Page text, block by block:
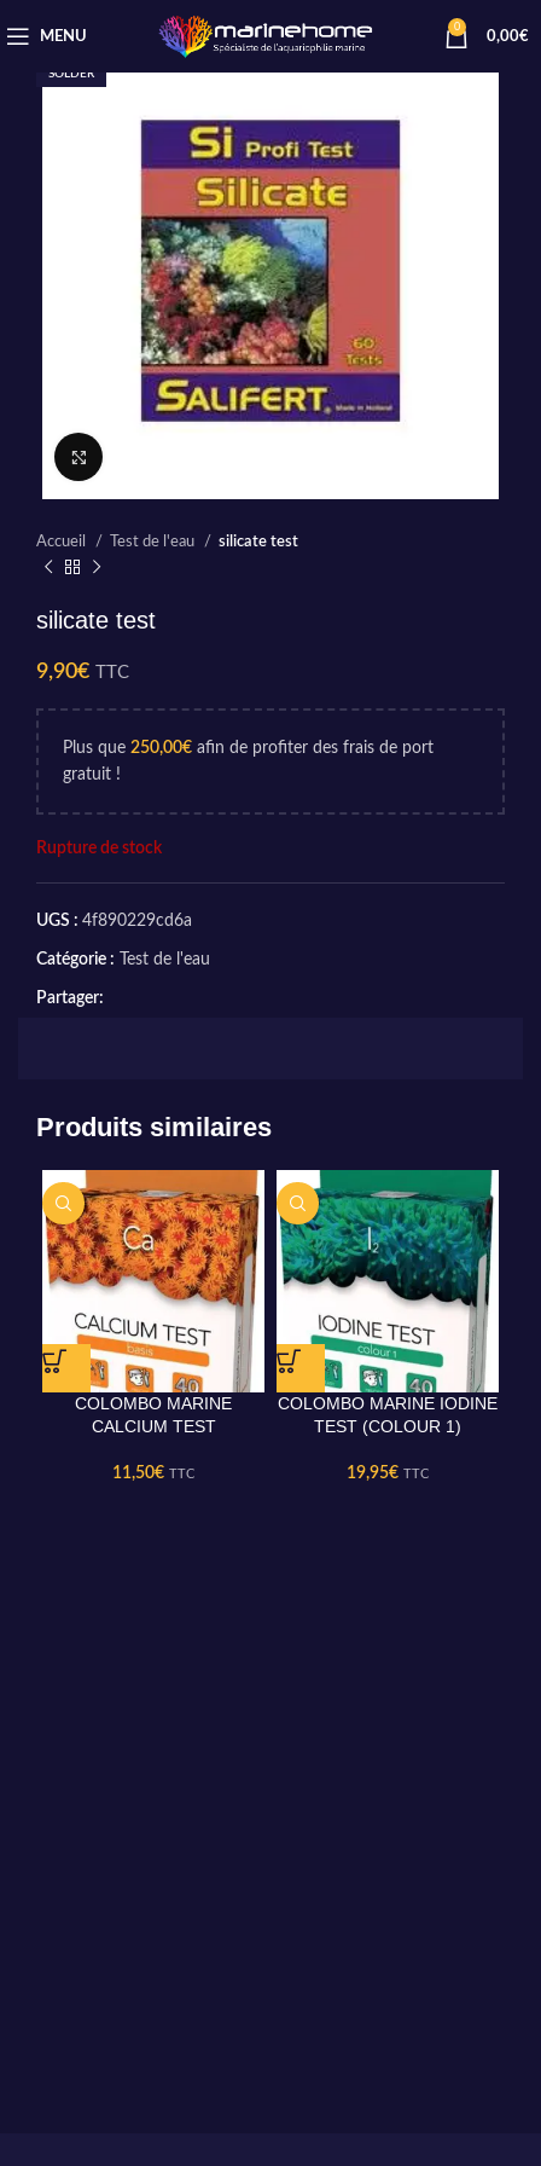
MENU
0
0,00€
SOLDER
Accueil Test de l'eau silicate test
silicate test
9,90€ TTC
Plus que 250,00€ afin de profiter des frais de port
gratuit !
Rupture de stock
UGS : 4f890229cd6a
Catégorie : Test de l'eau
Partager:
Produits similaires
COLOMBO MARINE
CALCIUM TEST
11,50€ TTC
COLOMBO MARINE IODINE
TEST (COLOUR 1)
19,95€ TTC